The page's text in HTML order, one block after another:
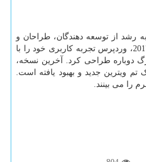
رشد از توسعه دهندگان، طراحان و
وبلاگ نویسان است. در سال 2017، وردپرس تجربه کاربری خود را با
دوباره طراحی کرد. آخرین نسخه،
ویترین جدید و بهبود یافته است.
را می بینند.